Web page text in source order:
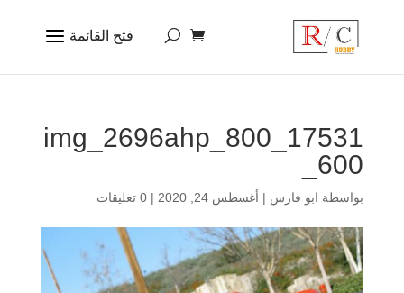
17531_img_2696ahp_800
_600
بواسطة ابو فارس | أغسطس 24, 2020 | 0 تعليقات